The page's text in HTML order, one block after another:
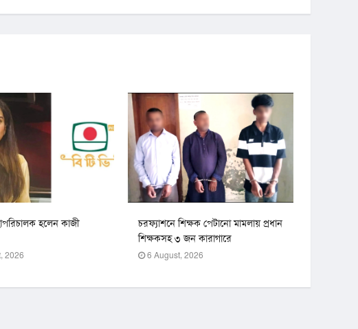
হলেন কাজী
2026
চরফ্যাশনে শিক্ষক পেটানো মামলায় প্রধান
শিক্ষকসহ ৩ জন কারাগারে
6 August, 2026